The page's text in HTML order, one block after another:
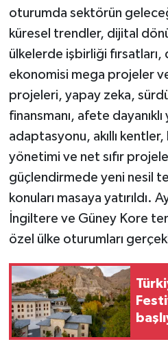
oturumda sektörün
küresel trendler, dijital
ülkelerde işbirliği fırsatları,
ekonomisi mega projeler
projeleri, yapay zeka,
finansmanı, afete dayanıklı
adaptasyonu, akıllı
yönetimi ve net sıfır
güçlendirmede yeni nesil
konuları masaya yatırıldı.
İngiltere ve Güney Kore
özel ülke oturumları